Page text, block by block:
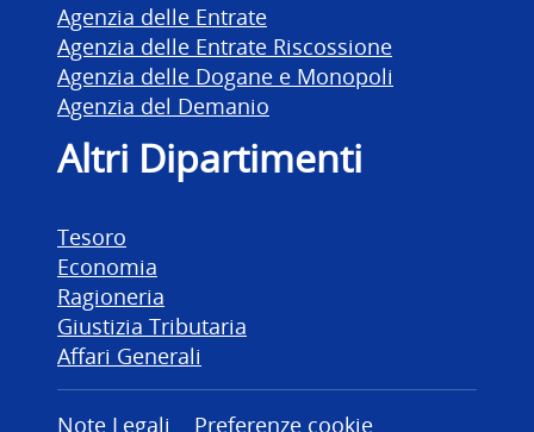
Agenzia delle Entrate
Agenzia delle Entrate Riscossione
Agenzia delle Dogane e Monopoli
Agenzia del Demanio
Altri Dipartimenti
Tesoro
Economia
Ragioneria
Giustizia Tributaria
Affari Generali
Note Legali Preferenze cookie